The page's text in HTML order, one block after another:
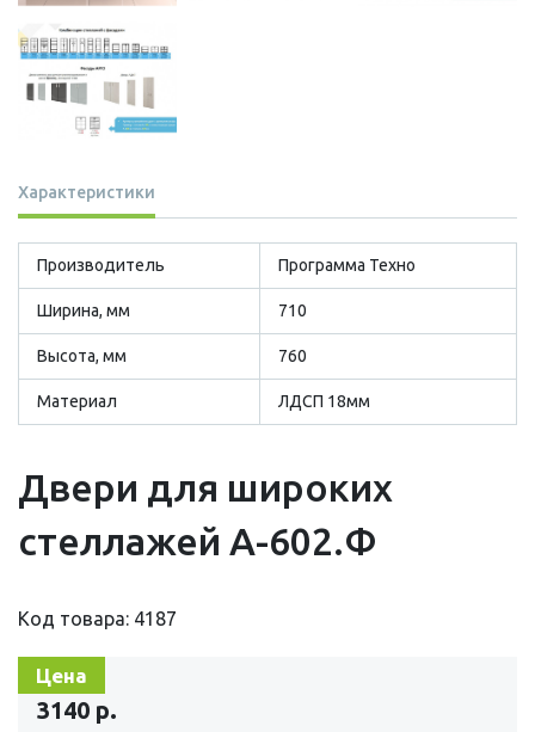
Характеристики
Производитель Программа Техно
Ширина, мм 710
Высота, мм 760
Материал ЛДСП 18мм
Двери для широких
стеллажей А-602.Ф
Код товара: 4187
Цена
3140 р.